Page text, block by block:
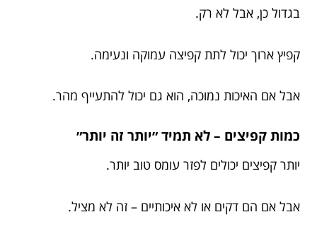
בגדול כן, אבל לא רק.
קפיץ ארוך יכול לתת קפיצה עמוקה ונעימה.
אבל אם האיכות נמוכה, הוא גם יכול להתעייף מהר.
כמות קפיצים – לא תמיד ״יותר זה יותר״
יותר קפיצים יכולים לפזר עומס טוב יותר.
אבל אם הם דקים או לא איכותיים – זה לא מציל.